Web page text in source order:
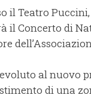
il Teatro
il Concerto di
al nuovo
di una